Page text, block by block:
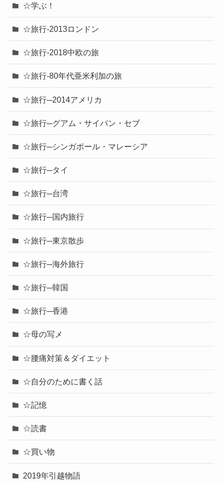
☆学ぶ！
☆旅行-2013ロンドン
☆旅行-2018中欧の旅
☆旅行-80年代亜米利加の旅
☆旅行─2014アメリカ
☆旅行─グアム・サイパン・セブ
☆旅行─シンガポール・マレーシア
☆旅行─タイ
☆旅行─台湾
☆旅行─国内旅行
☆旅行─東京散歩
☆旅行─海外旅行
☆旅行─韓国
☆旅行─香港
☆母の写メ
☆腰痛対策＆ダイエット
☆自分のために書く話
☆記憶
☆読書
☆買い物
2019年引越物語